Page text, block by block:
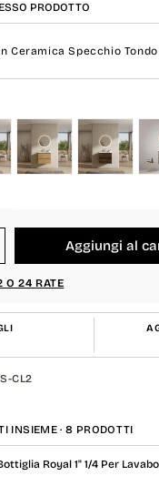
Colore
PRODOTTO
Ceramica Specchio
Aggiungi al
O 24 RATE
CL2
INSIEME · 8 PRODOTTI
Royal 1" 1/4 Per